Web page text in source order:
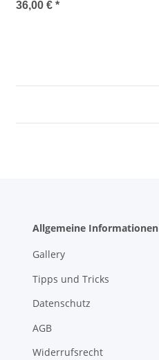
36,00 € *
Allgemeine Informationen
Gallery
Tipps und Tricks
Datenschutz
AGB
Widerrufsrecht